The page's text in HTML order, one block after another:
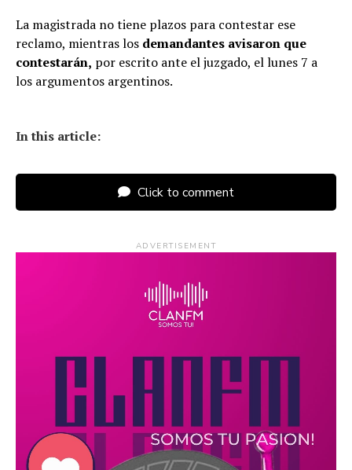
La magistrada no tiene plazos para contestar ese
reclamo, mientras los demandantes avisaron que
contestarán, por escrito ante el juzgado, el lunes 7 a
los argumentos argentinos.
In this article:
Click to comment
ADVERTISEMENT